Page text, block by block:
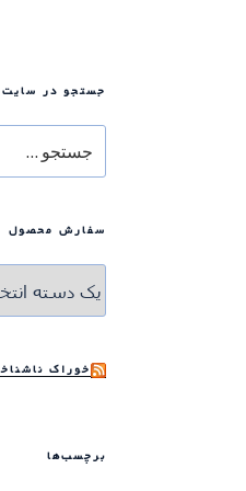
جستجو در سایت
برای
سفارش محصول
خوراک
برچسب‌ها